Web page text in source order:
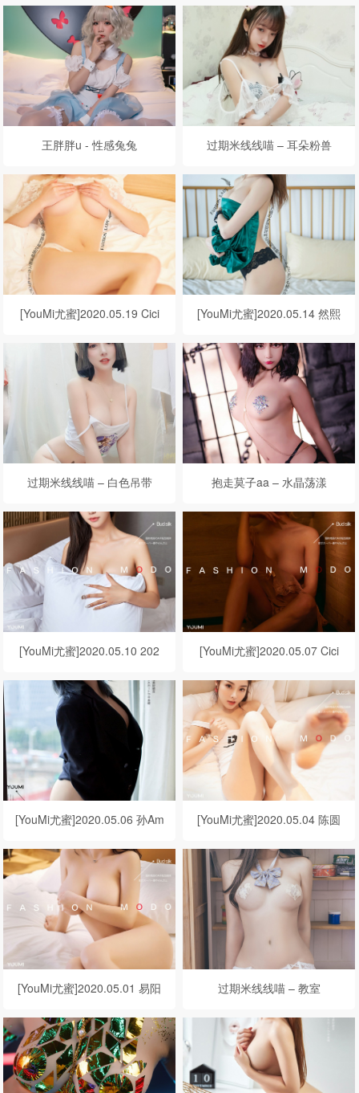
王胖胖u - 性感兔兔 过期米线线喵 – 耳朵粉兽
[YouMi尤蜜]2020.05.19 Cici
[YouMi尤蜜]2020.05.14 然熙
过期米线线喵 – 白色吊带 抱走莫子aa – 水晶荡漾
[YouMi尤蜜]2020.05.10 202
[YouMi尤蜜]2020.05.07 Cici
[YouMi尤蜜]2020.05.06 孙Am
[YouMi尤蜜]2020.05.04 陈圆
[YouMi尤蜜]2020.05.01 易阳
过期米线线喵 – 教室